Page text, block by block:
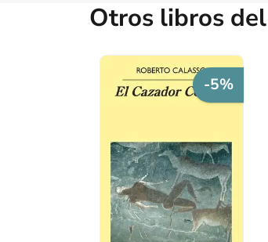
Otros libros
-5%